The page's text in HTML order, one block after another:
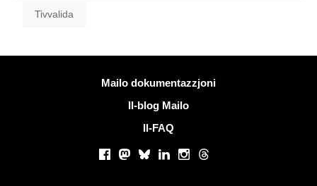
Iktar informazzjoniMailo dokumentazzjoni
Il-blog Mailo
Il-FAQ
Netwerks soċjali
Facebook
Mastodon
BlueskyLinkedInInstagram
Threads